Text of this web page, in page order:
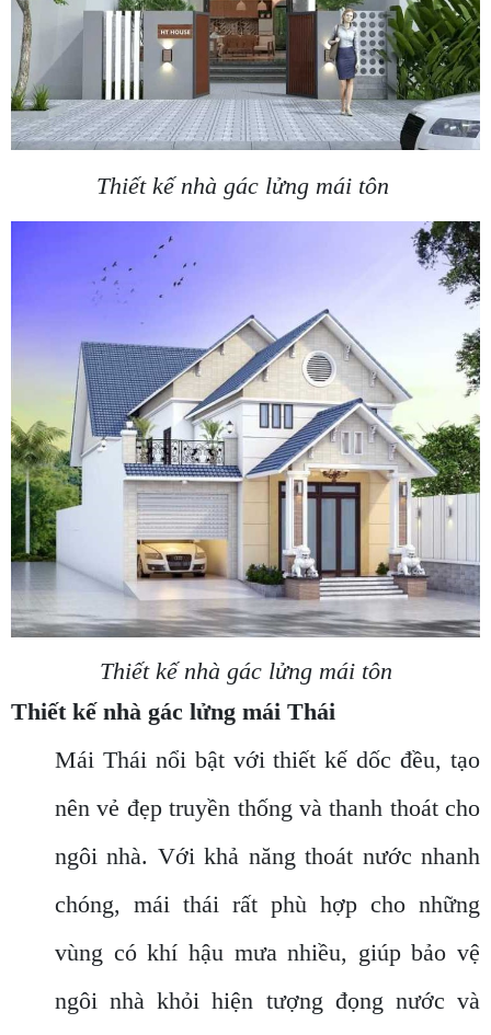
Thiết kế nhà gác lửng mái tôn
Thiết kế nhà gác lửng mái tôn
Thiết kế nhà gác lửng mái Thái
Mái Thái nổi bật với thiết kế dốc đều, tạo
nên vẻ đẹp truyền thống và thanh thoát cho
ngôi nhà. Với khả năng thoát nước nhanh
chóng, mái thái rất phù hợp cho những
vùng có khí hậu mưa nhiều, giúp bảo vệ
ngôi nhà khỏi hiện tượng đọng nước và